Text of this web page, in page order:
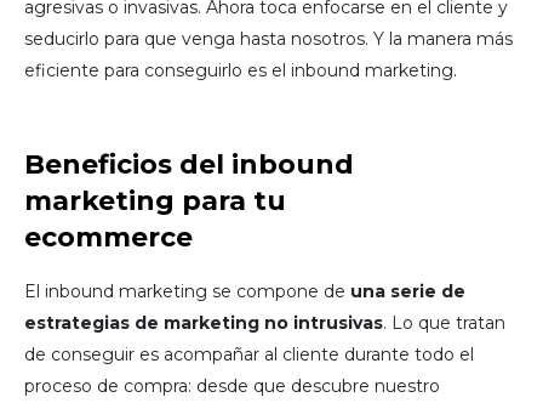
agresivas o invasivas. Ahora toca enfocarse en el cliente y
seducirlo para que venga hasta nosotros. Y la manera más
eficiente para conseguirlo es el inbound marketing.
Beneficios del inbound
marketing para tu
ecommerce
El inbound marketing se compone de una serie de
estrategias de marketing no intrusivas. Lo que tratan
de conseguir es acompañar al cliente durante todo el
proceso de compra: desde que descubre nuestro